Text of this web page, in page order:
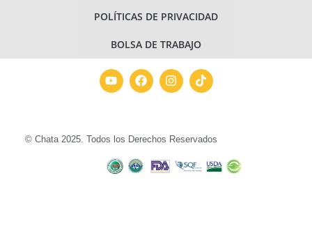
POLÍTICAS DE PRIVACIDAD
BOLSA DE TRABAJO
© Chata 2025. Todos los Derechos Reservados